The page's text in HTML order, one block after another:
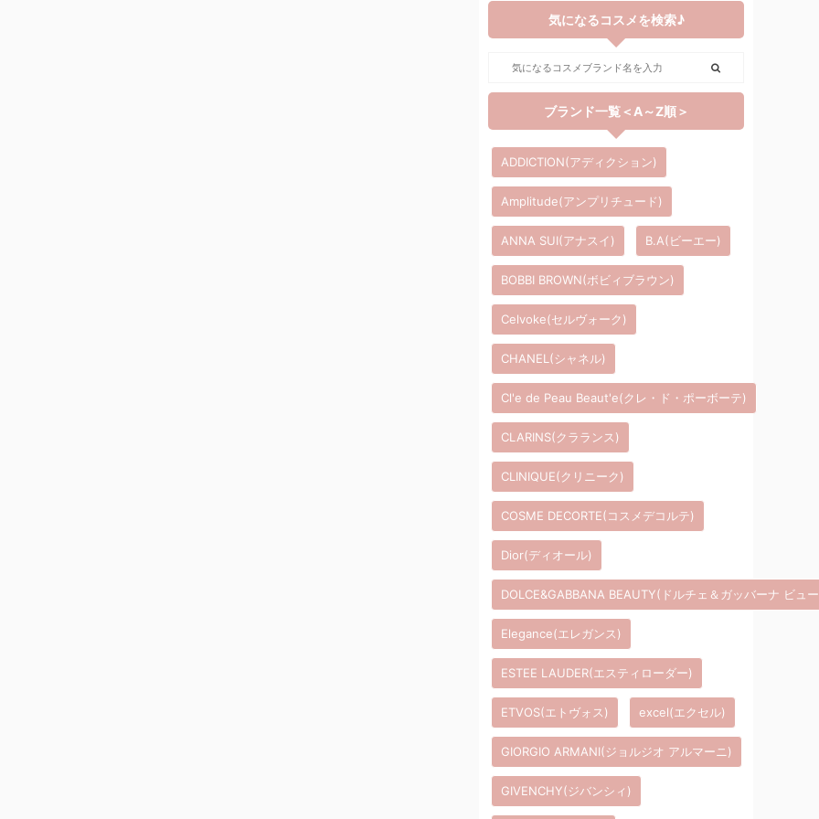
気になるコスメを検索♪
ブランド一覧＜A～Z順＞
ADDICTION(アディクション)
Amplitude(アンプリチュード)
ANNA SUI(アナスイ) B.A(ビーエー)
BOBBI BROWN(ボビィブラウン)
Celvoke(セルヴォーク)
CHANEL(シャネル)
Cl'e de Peau Beaut'e(クレ・ド・ポーボーテ)
CLARINS(クラランス)
CLINIQUE(クリニーク)
COSME DECORTE(コスメデコルテ)
Dior(ディオール)
DOLCE&GABBANA BEAUTY(ドルチェ＆ガッバーナ ビュ
Elegance(エレガンス)
ESTEE LAUDER(エスティローダー)
ETVOS(エトヴォス) excel(エクセル)
GIORGIO ARMANI(ジョルジオ アルマーニ)
GIVENCHY(ジバンシィ)